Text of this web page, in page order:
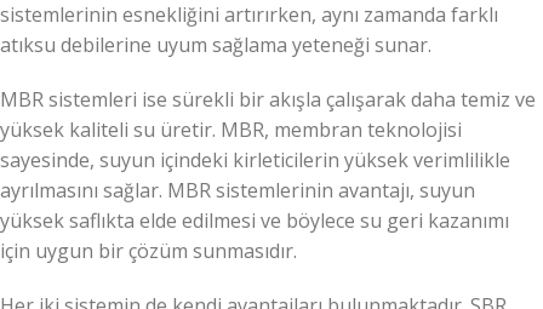
sistemlerinin esnekliğini artırırken, aynı zamanda farklı
atıksu debilerine uyum sağlama yeteneği sunar.
MBR sistemleri ise sürekli bir akışla çalışarak daha temiz ve
yüksek kaliteli su üretir. MBR, membran teknolojisi
sayesinde, suyun içindeki kirleticilerin yüksek verimlilikle
ayrılmasını sağlar. MBR sistemlerinin avantajı, suyun
yüksek saflıkta elde edilmesi ve böylece su geri kazanımı
için uygun bir çözüm sunmasıdır.